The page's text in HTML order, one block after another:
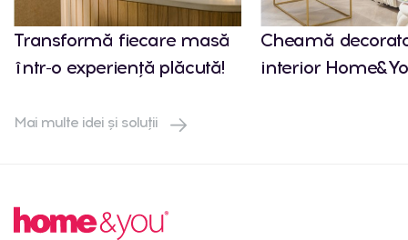
Transformă fiecare masă
într-o experiență plăcută!
Cheamă
interior
Mai multe idei și soluții